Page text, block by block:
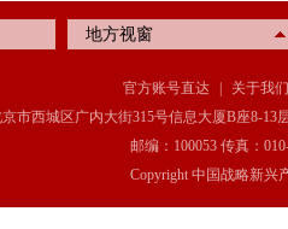
地方视窗
官方账号直达
关于我们
市西城区广内大街315号信息大厦B座8-13
邮编：100053 传真：
Copyright 中国战略新兴